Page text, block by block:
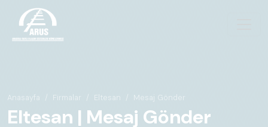
Anasayfa Firmalar Eltesan Mesaj Gönder
Eltesan | Mesaj Gönder